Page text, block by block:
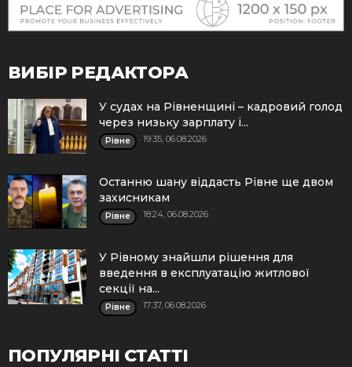
ВИБІР РЕДАКТОРА
У судах на Рівненщині – кадровий голод
через низьку зарплату і...
Рівне 19:35, 06.08.2026
Останню шану віддасть Рівне ще двом
захисникам
Рівне 18:24, 06.08.2026
У Рівному знайшли рішення для
введення в експлуатацію житлової
секції на...
Рівне 17:37, 06.08.2026
ПОПУЛЯРНІ СТАТТІ